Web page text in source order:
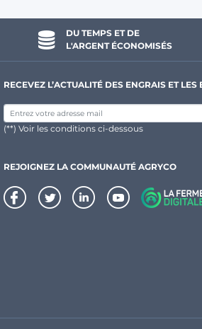
DU TEMPS ET DE
L'ARGENT ÉCONOMISÉS
RECEVEZ L’ACTUALITÉ DES ENGRAIS ET
(**) Voir les conditions ci-dessous
REJOIGNEZ LA COMMUNAUTÉ AGRYCO